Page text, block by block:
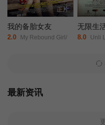
正片
我的备胎女友
2.0 My Rebound Girl/
无限生
8.0 Unli
最新资讯